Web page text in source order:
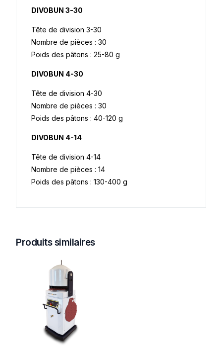
DIVOBUN 3-30
Tête de division 3-30
Nombre de pièces : 30
Poids des pâtons : 25-80 g
DIVOBUN 4-30
Tête de division 4-30
Nombre de pièces : 30
Poids des pâtons : 40-120 g
DIVOBUN 4-14
Tête de division 4-14
Nombre de pièces : 14
Poids des pâtons : 130-400 g
Produits similaires